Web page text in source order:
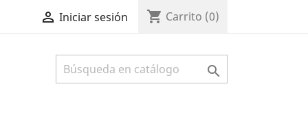
 Iniciar sesión shopping_cart Carrito (0)
